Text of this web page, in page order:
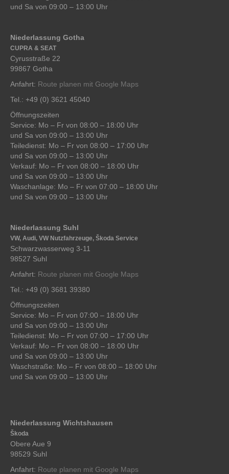
und Sa von 09:00 – 13:00 Uhr
Niederlassung Gotha
CUPRA & SEAT
Cyrusstraße 22
99867 Gotha
Anfahrt: Route planen mit Google Maps
Tel.: +49 (0) 3621 45040
Öffnungszeiten
Service: Mo – Fr von 08:00 – 18:00 Uhr
und Sa von 09:00 – 13:00 Uhr
Teiledienst: Mo – Fr von 08:00 – 17:00 Uhr
und Sa von 09:00 – 13:00 Uhr
Verkauf: Mo – Fr von 08:00 – 18:00 Uhr
und Sa von 09:00 – 13:00 Uhr
Waschanlage: Mo – Fr von 07:00 – 18:00 Uhr
und Sa von 09:00 – 13:00 Uhr
Niederlassung Suhl
VW, Audi, VW Nutzfahrzeuge, Škoda Service
Schwarzwasserweg 3-11
98527 Suhl
Anfahrt: Route planen mit Google Maps
Tel.: +49 (0) 3681 39380
Öffnungszeiten
Service: Mo – Fr von 07:00 – 18:00 Uhr
und Sa von 09:00 – 13:00 Uhr
Teiledienst: Mo – Fr von 07:00 – 17:00 Uhr
Verkauf: Mo – Fr von 08:00 – 18:00 Uhr
und Sa von 09:00 – 13:00 Uhr
Waschstraße: Mo – Fr von 08:00 – 18:00 Uhr
und Sa von 09:00 – 13:00 Uhr
Niederlassung Wichtshausen
Škoda
Obere Aue 9
98529 Suhl
Anfahrt: Route planen mit Google Maps